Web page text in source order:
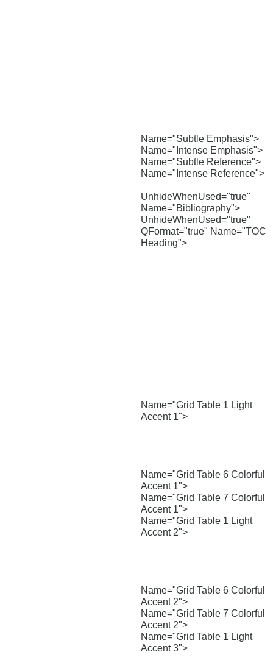
Name="Subtle Emphasis">
Name="Intense Emphasis">
Name="Subtle Reference">
Name="Intense Reference">
UnhideWhenUsed="true"
Name="Bibliography">
UnhideWhenUsed="true"
QFormat="true" Name="TOC
Heading">
Name="Grid Table 1 Light
Accent 1">
Name="Grid Table 6 Colorful
Accent 1">
Name="Grid Table 7 Colorful
Accent 1">
Name="Grid Table 1 Light
Accent 2">
Name="Grid Table 6 Colorful
Accent 2">
Name="Grid Table 7 Colorful
Accent 2">
Name="Grid Table 1 Light
Accent 3">